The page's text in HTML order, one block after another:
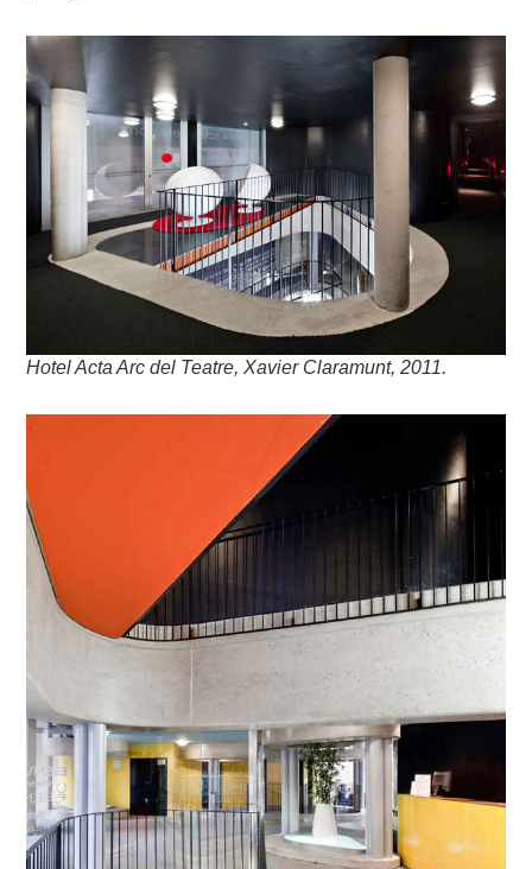
Hotel Acta Arc del Teatre, Xavier Claramunt, 2011.